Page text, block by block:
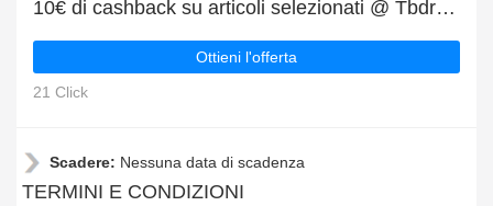
10€ di cashback su articoli selezionati @ Tbdress
Ottieni l'offerta
21 Click
Scadere: Nessuna data di scadenza
TERMINI E CONDIZIONI